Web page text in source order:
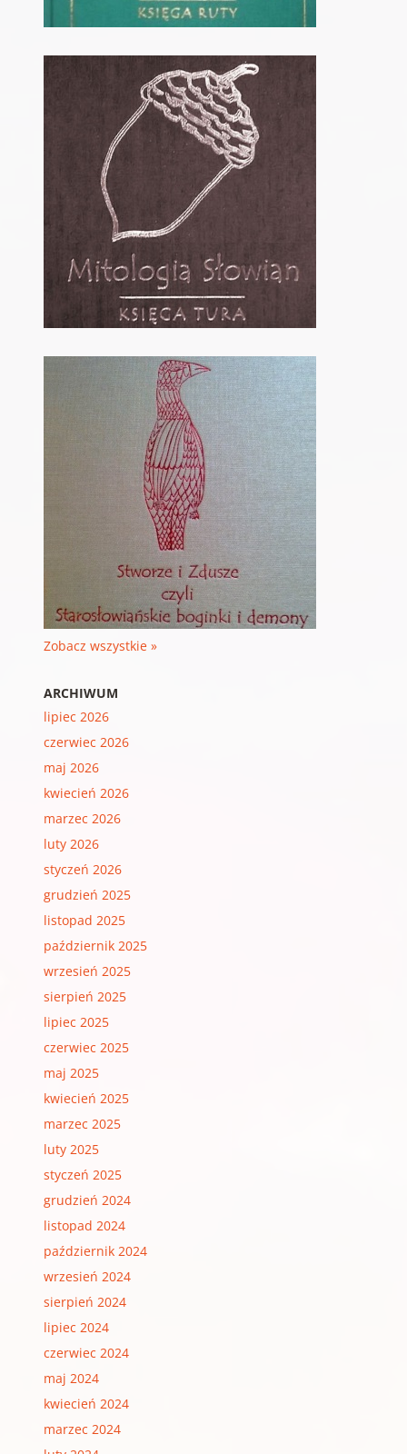
Zobacz wszystkie »
ARCHIWUM
lipiec 2026
czerwiec 2026
maj 2026
kwiecień 2026
marzec 2026
luty 2026
styczeń 2026
grudzień 2025
listopad 2025
październik 2025
wrzesień 2025
sierpień 2025
lipiec 2025
czerwiec 2025
maj 2025
kwiecień 2025
marzec 2025
luty 2025
styczeń 2025
grudzień 2024
listopad 2024
październik 2024
wrzesień 2024
sierpień 2024
lipiec 2024
czerwiec 2024
maj 2024
kwiecień 2024
marzec 2024